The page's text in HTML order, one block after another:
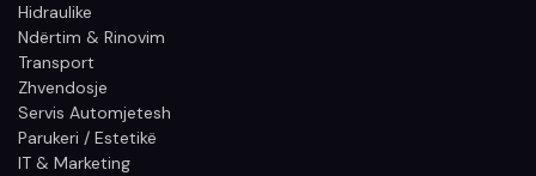
Hidraulike
Ndërtim & Rinovim
Transport
Zhvendosje
Servis Automjetesh
Parukeri / Estetikë
IT & Marketing